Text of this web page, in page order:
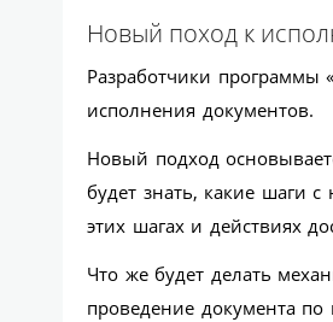
Новый поход к
Разработчики программы
исполнения документов.
Новый подход
будет знать, какие шаги
этих шагах и действиях
Что же будет делать
проведение документа